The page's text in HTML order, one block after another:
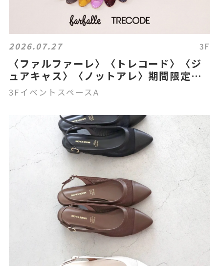
2026.07.27 3F
〈ファルファーレ〉〈トレコード〉〈ジ
ュアキャス〉〈ノットアレ〉期間限定シ
ョップ
3FイベントスペースA